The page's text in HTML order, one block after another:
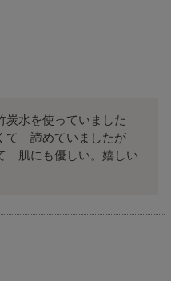
炭水を使っていました
て　諦めていましたが
　肌にも優しい。嬉しい